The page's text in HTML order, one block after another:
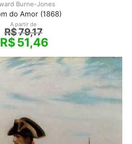
Burne-Jones
do Amor (1868)
A partir de
R$79,17
R$51,46